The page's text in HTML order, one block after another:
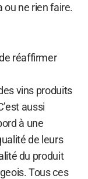
ou ne rien faire.
réaffirmer
vins produits
aussi
à une
de leurs
du produit
Tous ces